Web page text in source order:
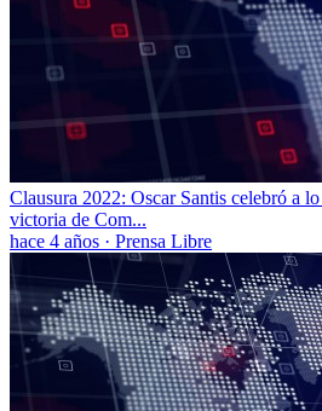
Clausura 2022: Oscar Santis celebró a
victoria de Com...
hace 4 años · Prensa Libre